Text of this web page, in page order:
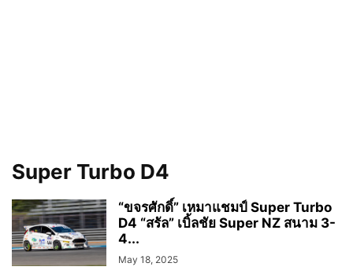
Super Turbo D4
“ขจรศักดิ์” เหมาแชมป์ Super Turbo
D4 “สรัล” เบิ้ลชัย Super NZ สนาม 3-
4...
May 18, 2025